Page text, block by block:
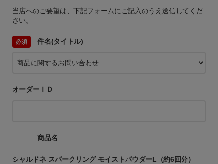
当店へのご要望は、下記フォームにご記入のうえ送信してくだ
さい。
件名(タイトル)
オーダーＩＤ
商品名
シャルドネ スパークリング モイストパウダーL（約6回分）